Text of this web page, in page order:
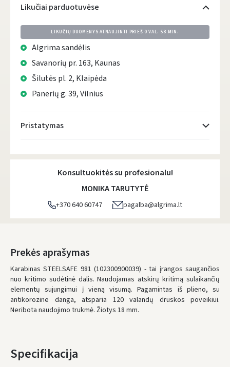
Likučiai parduotuvėse
LIKUČIŲ DUOMENYS ATNAUJINTI PRIEŠ 0 VAL. 58 MIN.
Algrima sandėlis
Savanorių pr. 163, Kaunas
Šilutės pl. 2, Klaipėda
Panerių g. 39, Vilnius
Pristatymas
Atsiėmimo taškai- 0.00 €
DPD kurjeris - 5.00 €
DPD paštomatai- 4.00 €
LP Express paštomatai
LP Express kurjeris- 4.00 €
Pirmadienį, Rugpjūčio 10 d.
UŽSAKYMUS NUO80 € PRISTATOME NEMOKAMAI!
Konsultuokitės su profesionalu!
MONIKA TARUTYTĖ
+370 640 60747 pagalba@algrima.lt
Prekės aprašymas
Karabinas STEELSAFE 981 (102300900039) - tai įrangos saugančios
nuo kritimo sudėtinė dalis. Naudojamas atskirų kritimą sulaikančių
elementų sujungimui į vieną visumą. Pagamintas iš plieno, su
antikorozine danga, atsparia 120 valandų druskos poveikiui.
Neribota naudojimo trukmė. Žiotys 18 mm.
Specifikacija
Įvertinimas: